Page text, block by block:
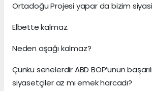
Ortadoğu Projesi yapar da bizim
Elbette kalmaz.
Neden aşağı kalmaz?
Çünkü senelerdir ABD BOP’unun
siyasetçiler az mı emek harcadı?